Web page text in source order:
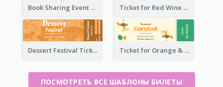
Book Sharing Event Ticket Ticket for Red Wine Party
Dessert Festival Ticket With Details Ticket for Orange & Green Carnival
ПОСМОТРЕТЬ ВСЕ ШАБЛОНЫ БИЛЕТЫ